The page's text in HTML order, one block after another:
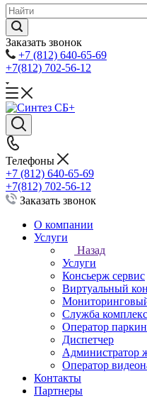
Заказать звонок
+7 (812) 640-65-69
+7(812) 702-56-12
Телефоны
+7 (812) 640-65-69
+7(812) 702-56-12
Заказать звонок
О компании
Услуги
Назад
Услуги
Консьерж сервис
Виртуальный
Мониторинговый
Служба
Оператор
Диспетчер
Администратор
Оператор
Контакты
Партнеры